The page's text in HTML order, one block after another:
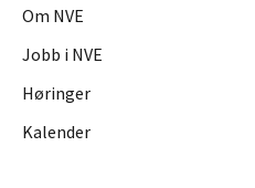
Om NVE
Jobb i NVE
Høringer
Kalender